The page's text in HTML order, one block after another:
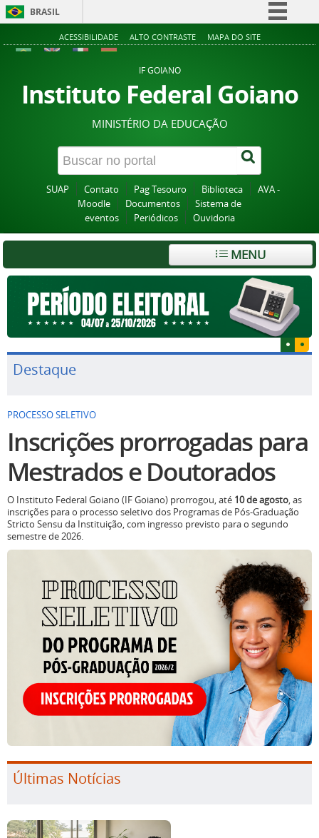
BRASIL
Simplifique!
Acesso à informação
Legislação
Canais
ACESSIBILIDADE ALTO CONTRASTE MAPA DO SITE
IF GOIANO
Instituto Federal Goiano
MINISTÉRIO DA EDUCAÇÃO
SUAP Contato Pag Tesouro Biblioteca
AVA -
Moodle
Documentos
Sistema de
eventos
Periódicos Ouvidoria
MENU
Destaque
PROCESSO SELETIVO
Inscrições prorrogadas para
Mestrados e Doutorados
O Instituto Federal Goiano (IF Goiano) prorrogou, até 10 de agosto, as
inscrições para o processo seletivo dos Programas de Pós-Graduação
Stricto Sensu da Instituição, com ingresso previsto para o segundo
semestre de 2026.
Últimas Notícias